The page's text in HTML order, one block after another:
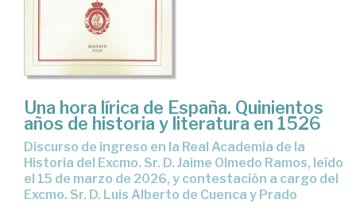
Una hora lírica de España. Quinientos
años de historia y literatura en 1526
Discurso de ingreso en la Real Academia de la
Historia del Excmo. Sr. D. Jaime Olmedo Ramos, leído
el 15 de marzo de 2026, y contestación a cargo del
Excmo. Sr. D. Luis Alberto de Cuenca y Prado